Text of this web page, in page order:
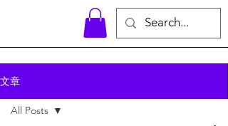
文章
All Posts